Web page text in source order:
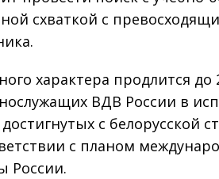
схваткой с
характера продлится до
ВДВ России в
с белорусской
с планом
России.